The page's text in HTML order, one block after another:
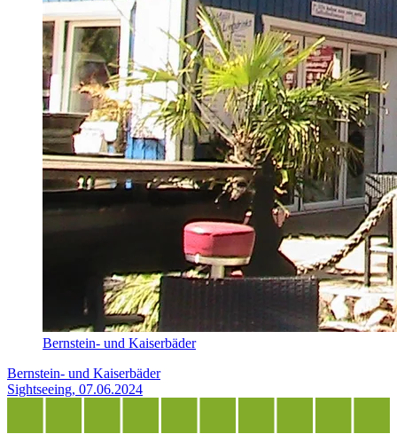
Bernstein- und Kaiserbäder
Bernstein- und Kaiserbäder
Sightseeing, 07.06.2024